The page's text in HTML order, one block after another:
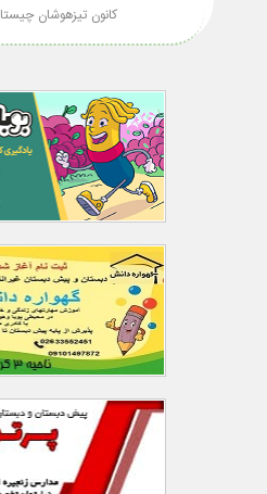
کانون تیزهوشان چیستا